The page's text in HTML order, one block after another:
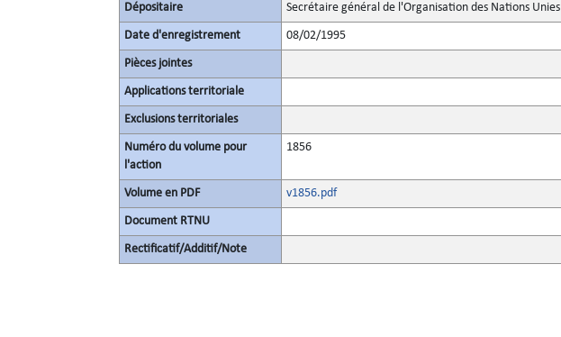
Dépositaire Secrétaire général de l'Organisation des Nations Unies
Date d'enregistrement 08/02/1995
Pièces jointes
Applications territoriale
Exclusions territoriales
Numéro du volume pour
l'action
1856
Volume en PDF v1856.pdf
Document RTNU
Rectificatif/Additif/Note